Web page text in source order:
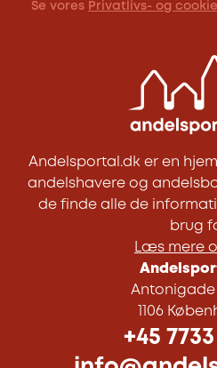
Se vores Privatlivs- og
Andelsportal.dk er en
andelshavere og
de finde alle de
brug
Læs mere
Antonigade
1106
+45